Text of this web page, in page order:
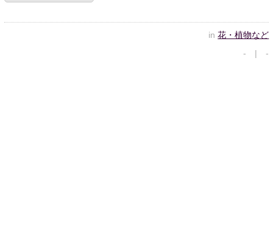
in花・植物など
- | -